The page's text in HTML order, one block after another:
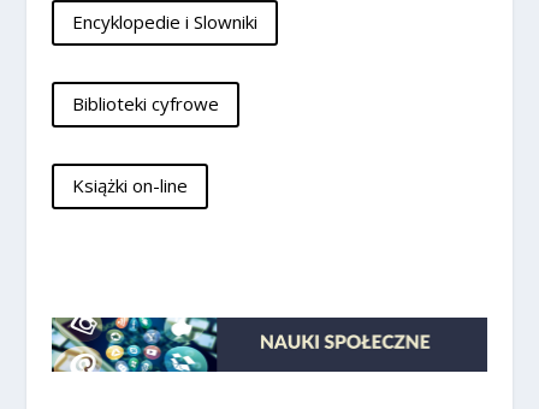
Encyklopedie i Slowniki
Biblioteki cyfrowe
Książki on-line